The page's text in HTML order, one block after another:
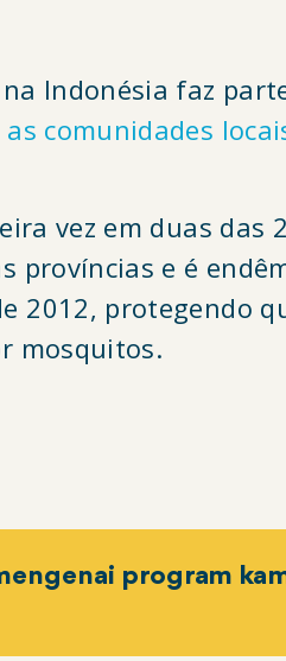
Indonésia faz
as comunidades
vez em duas
províncias e é
2012, protegendo
mosquitos.
program